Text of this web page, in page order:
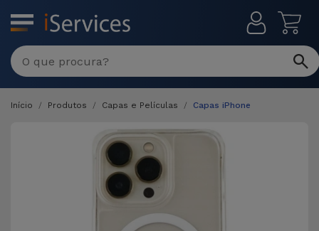
MENU
Início Produtos Capas e Películas Capas iPhone